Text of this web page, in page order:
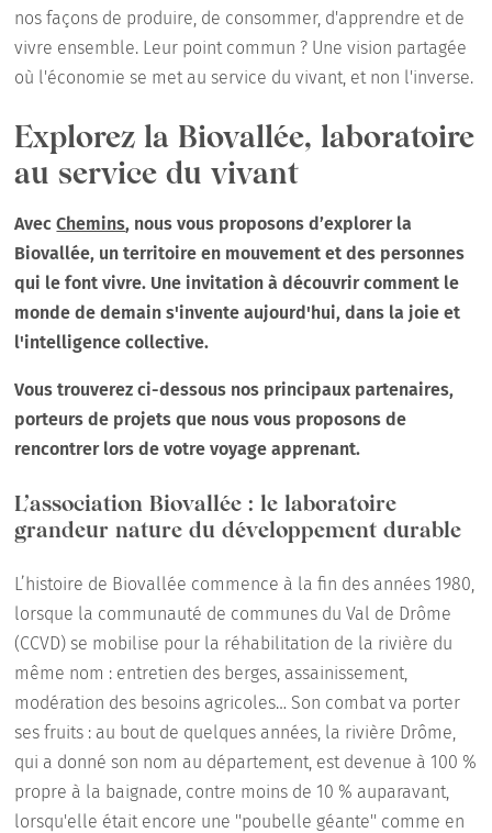
nos façons de produire, de consommer, d'apprendre et de
vivre ensemble. Leur point commun ? Une vision partagée
où l'économie se met au service du vivant, et non l'inverse.
Explorez la Biovallée, laboratoire
au service du vivant
AvecChemins, nous vous proposons d’explorer la
Biovallée, un territoire en mouvement et des personnes
qui le font vivre. Une invitation à découvrir comment le
monde de demain s'invente aujourd'hui, dans la joie et
l'intelligence collective.
Vous trouverez ci-dessous nos principaux partenaires,
porteurs de projets que nous vous proposons de
rencontrer lors de votre voyage apprenant.
L’association Biovallée : le laboratoire
grandeur nature du développement durable
L’histoire de Biovallée commence à la fin des années 1980,
lorsque la communauté de communes du Val de Drôme
(CCVD) se mobilise pour la réhabilitation de la rivière du
même nom : entretien des berges, assainissement,
modération des besoins agricoles… Son combat va porter
ses fruits : au bout de quelques années, la rivière Drôme,
qui a donné son nom au département, est devenue à 100 %
propre à la baignade, contre moins de 10 % auparavant,
lorsqu'elle était encore une ''poubelle géante'' comme en